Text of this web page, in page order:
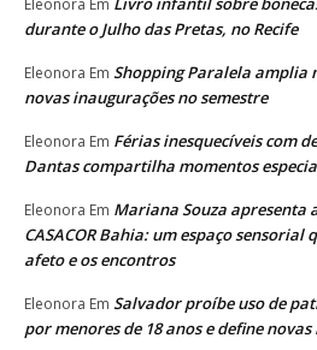
Eleonora Em
durante o Julho das Pretas, no Recife
Eleonora Em Shopping Paralela amplia
novas inaugurações no semestre
Eleonora Em Férias inesquecíveis com
Dantas compartilha momentos
Eleonora Em Mariana Souza apresenta
CASACOR Bahia: um espaço sensorial
afeto e os encontros
Eleonora Em Salvador proíbe uso de
por menores de 18 anos e define